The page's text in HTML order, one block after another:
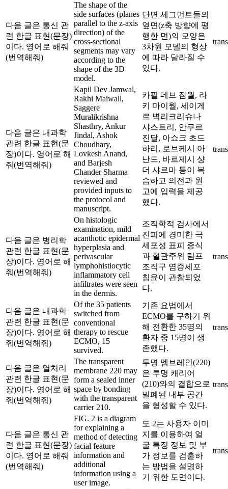
다음 글은 통신 관
련 한글 표현(문장)
이다. 영어로 해줘
(번역해줘)
The shape of the
side surfaces (planes
parallel to the z-axis
direction) of the
cross-sectional
segments may vary
according to the
shape of the 3D
model.
단면 세그먼트들의
옆면(z축 방향에 평
행한 면)의 모양은
3차원 모델의 형상
에 따라 달라질 수
있다.
다음 글은 내과학
관련 한글 표현(문
장)이다. 영어로 해
줘(번역해줘)
Kapil Dev Jamwal,
Rakhi Maiwall,
Saggere
Muralikrishna
Shasthry, Ankur
Jindal, Ashok
Choudhary,
Lovkesh Anand,
and Barjesh
Chander Sharma
reviewed and
provided inputs to
the protocol and
manuscript.
카필 데브 잠월, 라
키 마이월, 세이게
르 벽리크리슈나
샤스트리, 안쿠르
진달, 아쇼크 초드
하리, 로브케시 아
난드, 바르제시 샹
더 샤르마 등이 복
습하고 의전과 원
고에 입력을 제공
했다.
다음 글은 병리학
관련 한글 표현(문
장)이다. 영어로 해
줘(번역해줘)
On histologic
examination, mild
acanthotic epidermal
hyperplasia and
perivascular
lymphohistiocytic
inflammatory cell
infiltrates were seen
in the dermis.
조직학적 검사에서
진피에 경미한 극
세포성 표피 증식
과 혈관주위 림프
조직구 염증세포
침윤이 관찰되었
다.
다음 글은 내과학
관련 한글 표현(문
장)이다. 영어로 해
줘(번역해줘)
Of the 35 patients
switched from
conventional
therapy to rescue
ECMO, 15
survived.
기존 요법에서
ECMO를 구하기 위
해 전환한 35명의
환자 중 15명이 생
존했다.
다음 글은 열처리
관련 한글 표현(문
장)이다. 영어로 해
줘(번역해줘)
The transparent
membrane 220 may
form a sealed inner
space by bonding
with the transparent
carrier 210.
투명 멤브레인(220)
은 투명 캐리어
(210)와의 결합으로
밀폐된 내부 공간
을 형성할 수 있다.
다음 글은 통신 관
련 한글 표현(문장)
이다. 영어로 해줘
(번역해줘)
FIG. 2 is a diagram
for explaining a
method of detecting
facial feature
information and
additional
information using a
user image.
도 2는 사용자 이미
지를 이용하여 얼
굴 특징 정보 및 부
가 정보를 검출하
는 방법을 설명하
기 위한 도면이다.